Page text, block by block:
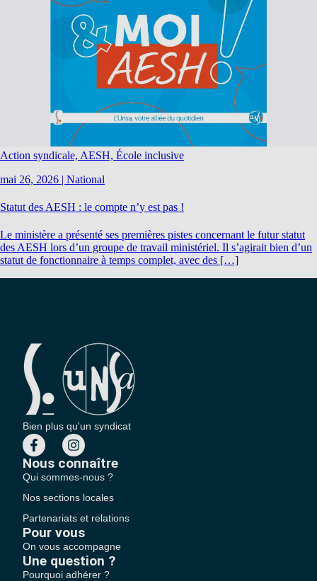
Action syndicale, AESH, École inclusive
mai 26, 2026 | National
Statut des AESH : le compte n’y est pas !
Le ministère a présenté ses premières pistes concernant le futur statut
des AESH lors d’un groupe de travail ministériel. Il s’agirait bien d’un
statut de fonctionnaire à temps complet, avec des […]
Bien plus qu'un syndicat
Nous connaître
Qui sommes-nous ?
Nos sections locales
Partenariats et relations
Pour vous
On vous accompagne
Une question ?
Pourquoi adhérer ?